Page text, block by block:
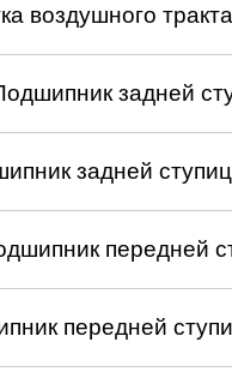
воздушного
задней
задней
передней
передней